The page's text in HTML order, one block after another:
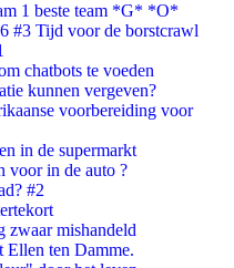
1 beste team *G* *O*
#3 Tijd voor de borstcrawl
chatbots te voeden
kunnen vergeven?
voorbereiding voor
in de supermarkt
voor in de auto ?
#2
zwaar mishandeld
Ellen ten Damme.